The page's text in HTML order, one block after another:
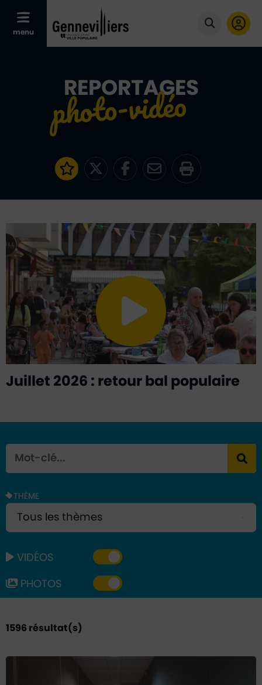
Afficher le menu mobile
menu Cliquer
REPORTAGES
Ajouter aux favoris
Partager sur Twitter
Partager sur
Partager par
Juillet 2026 : retour bal populaire
Mot-clé
THÈME
VIDÉOS
PHOTOS
1596 résultat(s)